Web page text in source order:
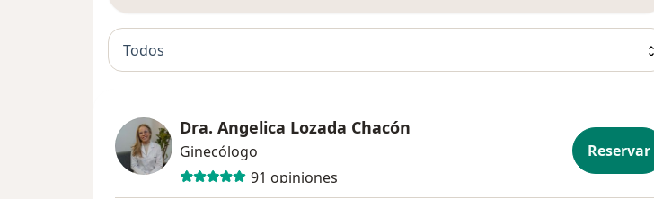
Todos
Dra. Angelica Lozada Chacón
Ginecólogo
91 opiniones
Reservar